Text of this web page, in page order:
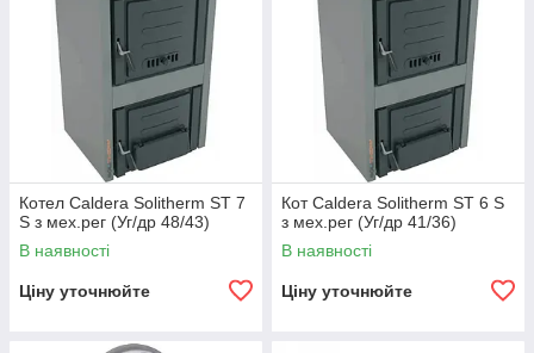
Котел Caldera Solitherm ST 7
S з мех.рег (Уг/др 48/43)
В наявності
Ціну уточнюйте
Кот Caldera Solitherm ST 6 S
з мех.рег (Уг/др 41/36)
В наявності
Ціну уточнюйте